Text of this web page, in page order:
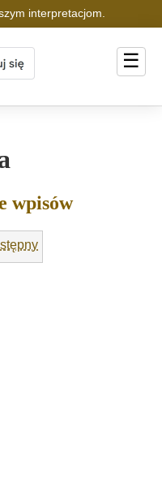
interpretacjom.
☰
wpisów